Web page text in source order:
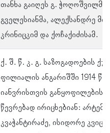
თანხა გაიღეს გ. ჭოღოშვილმა,
გველესიანმა, ალექსანდრე
კრინიცკიმ და ქოჩაქიძისამ.
ქ. შ. წ. კ. გ. საზოგადოების
ფილიალის ანგარიშში 1914
იანვრისთვის განყოფილების
წევრებად ირიცხებიან: არტემ
კვაჭანტირაძე, ისიდორე